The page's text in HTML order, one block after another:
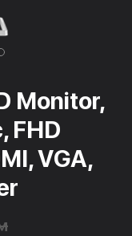
Monitor,
FHD
VGA,